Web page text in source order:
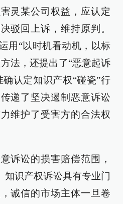
灵某公司权益，应认定
驳回上诉，维持原判。
用“以时机看动机，以标
法，还提出了“恶意起诉
认定知识产权“碰瓷”行
递了坚决遏制恶意诉讼
维护了受害方的合法权
诉讼的损害赔偿范围，
知识产权诉讼具有专业门
诚信的市场主体一旦卷